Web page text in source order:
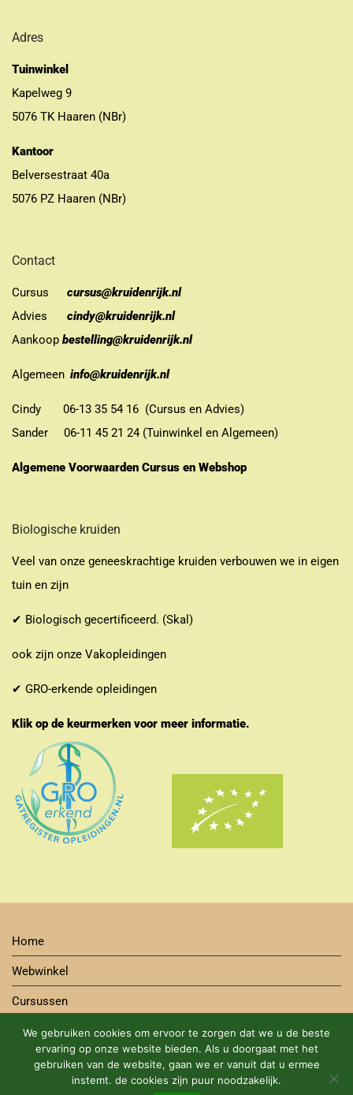
Adres
Tuinwinkel
Kapelweg 9
5076 TK Haaren (NBr)
Kantoor
Belversestraat 40a
5076 PZ Haaren (NBr)
Contact
Cursus
cursus@kruidenrijk.nl
Advies
cindy@kruidenrijk.nl
Aankoop bestelling@kruidenrijk.nl
Algemeen info@kruidenrijk.nl
Cindy 06-13 35 54 16 (Cursus en Advies)
Sander 06-11 45 21 24 (Tuinwinkel en Algemeen)
Algemene Voorwaarden Cursus en Webshop
Biologische kruiden
Veel van onze geneeskrachtige kruiden verbouwen we in eigen
tuin en zijn
✔ Biologisch gecertificeerd. (Skal)
ook zijn onze Vakopleidingen
✔ GRO-erkende opleidingen
Klik op de keurmerken voor meer informatie.
Home
Webwinkel
Cursussen
Contact
Bestelwijze
Algemene Voorwaarden Cursus en Webshop
We gebruiken cookies om ervoor te zorgen dat we u de beste
ervaring op onze website bieden. Als u doorgaat met het
gebruiken van de website, gaan we er vanuit dat u ermee
instemt. de cookies zijn puur noodzakelijk.